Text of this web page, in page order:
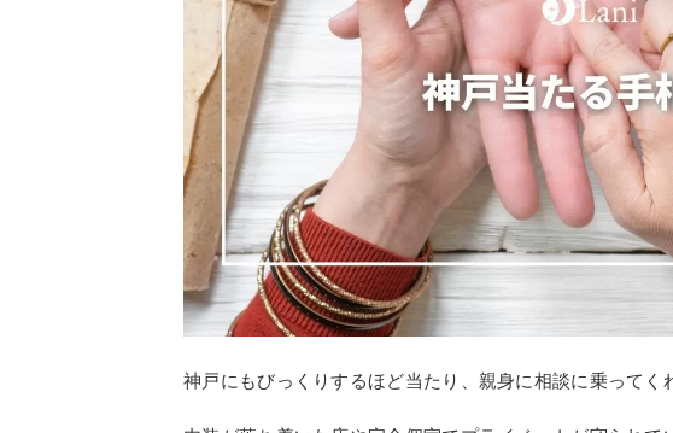
神戸にもびっくりするほど当たり、親身に相談に乗ってく